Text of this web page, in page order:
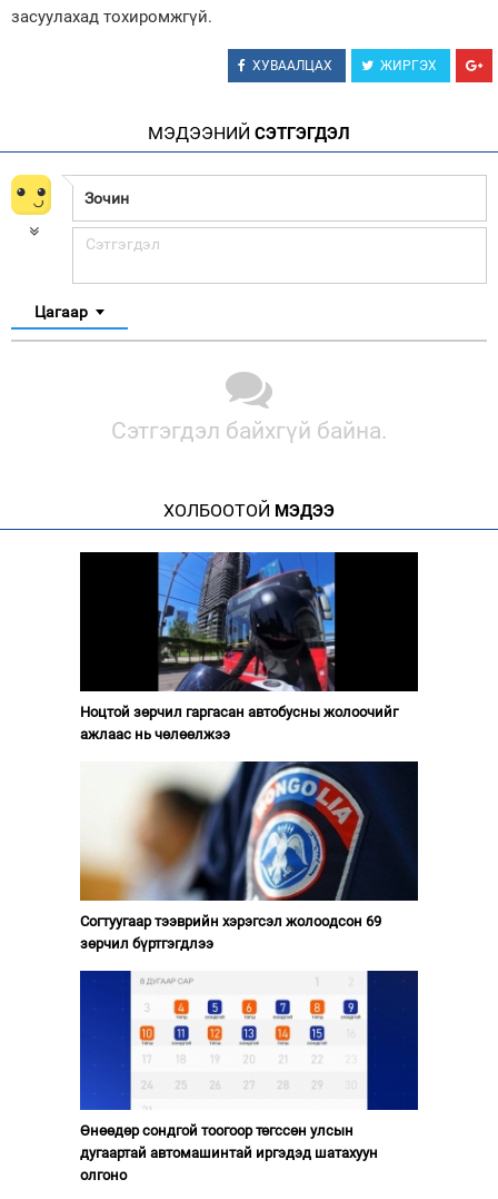
засуулахад тохиромжгүй.
ХУВААЛЦАХ ЖИРГЭХ
МЭДЭЭНИЙ СЭТГЭГДЭЛ
Цагаар
Сэтгэгдэл байхгүй байна.
ХОЛБООТОЙ МЭДЭЭ
Ноцтой зөрчил гаргасан автобусны жолоочийг
ажлаас нь чөлөөлжээ
Согтуугаар тээврийн хэрэгсэл жолоодсон 69
зөрчил бүртгэгдлээ
Өнөөдөр сондгой тоогоор төгссөн улсын
дугаартай автомашинтай иргэдэд шатахуун
олгоно